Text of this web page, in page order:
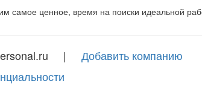
самое ценное, время на поиски идеальной
| Добавить компанию